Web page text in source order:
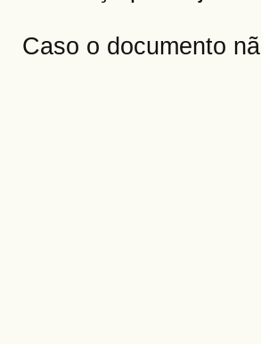
Caso o documento